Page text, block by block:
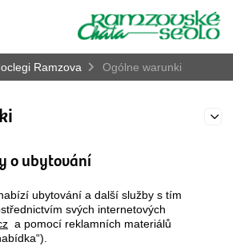
Ramzova Ogólne warunki
o ubytování
ubytování a další služby s tím
svých internetových
a pomocí reklamních materiálů